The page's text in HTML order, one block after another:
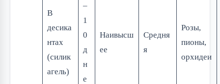
В
десика
нтах
(силик
агель)
–
1
0
д
н
е
Наивысш
ее
Средня
я
Розы,
пионы,
орхидеи